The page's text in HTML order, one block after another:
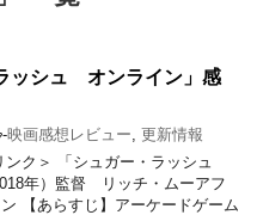
ッシュ オンライン」感
-映画感想レビュー 更新情報
ンク＞ 「シュガー・ラッシュ
年）監督 リッチ・ムーアフ
【あらすじ】アーケードゲーム